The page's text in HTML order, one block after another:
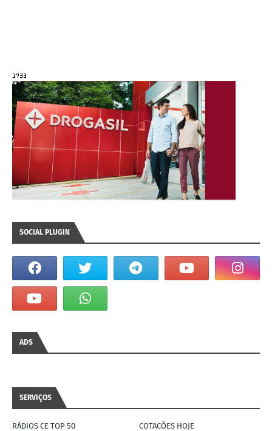
SOCIAL PLUGIN
ADS
SERVIÇOS
RÁDIOS CE TOP 50
COTACÕES HOJE